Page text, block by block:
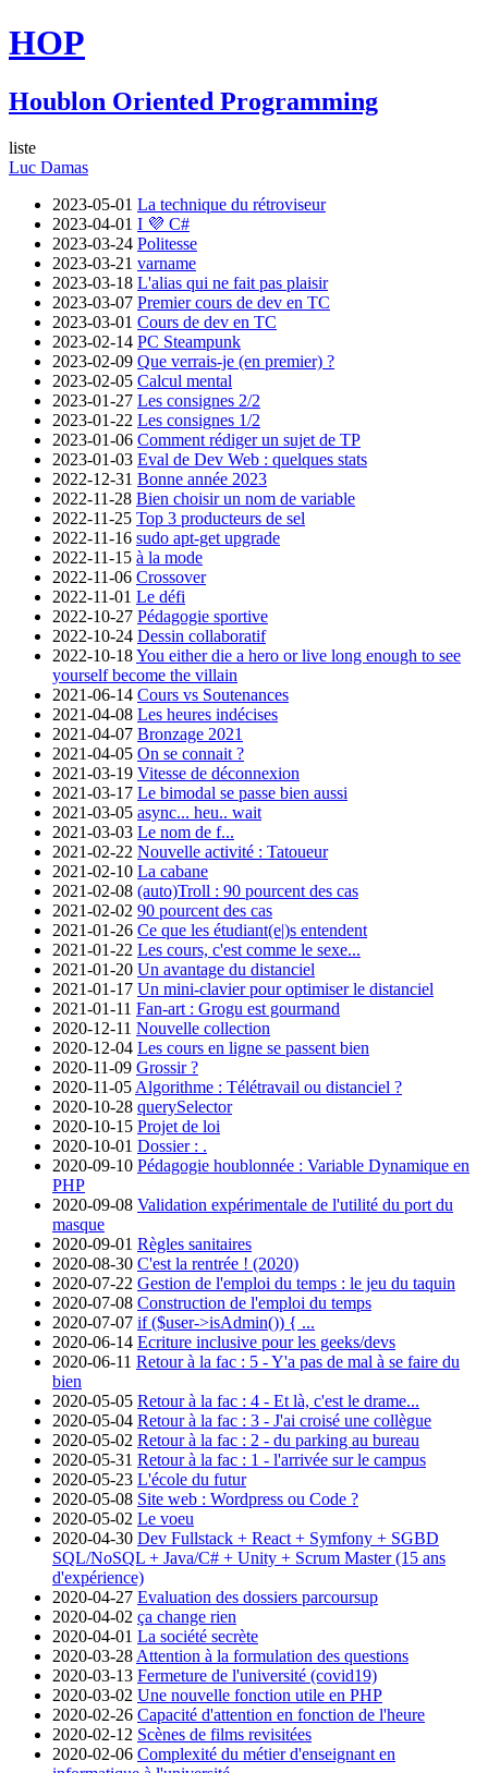
HOP
Houblon Oriented Programming
liste
Luc Damas
2023-05-01 La technique du rétroviseur
2023-04-01 I 💜 C#
2023-03-24 Politesse
2023-03-21 varname
2023-03-18 L'alias qui ne fait pas plaisir
2023-03-07 Premier cours de dev en TC
2023-03-01 Cours de dev en TC
2023-02-14 PC Steampunk
2023-02-09 Que verrais-je (en premier) ?
2023-02-05 Calcul mental
2023-01-27 Les consignes 2/2
2023-01-22 Les consignes 1/2
2023-01-06 Comment rédiger un sujet de TP
2023-01-03 Eval de Dev Web : quelques stats
2022-12-31 Bonne année 2023
2022-11-28 Bien choisir un nom de variable
2022-11-25 Top 3 producteurs de sel
2022-11-16 sudo apt-get upgrade
2022-11-15 à la mode
2022-11-06 Crossover
2022-11-01 Le défi
2022-10-27 Pédagogie sportive
2022-10-24 Dessin collaboratif
2022-10-18You either die a hero or live long enough to see
yourself become the villain
2021-06-14 Cours vs Soutenances
2021-04-08 Les heures indécises
2021-04-07 Bronzage 2021
2021-04-05 On se connait ?
2021-03-19 Vitesse de déconnexion
2021-03-17 Le bimodal se passe bien aussi
2021-03-05 async... heu.. wait
2021-03-03 Le nom de f...
2021-02-22 Nouvelle activité : Tatoueur
2021-02-10 La cabane
2021-02-08 (auto)Troll : 90 pourcent des cas
2021-02-02 90 pourcent des cas
2021-01-26 Ce que les étudiant(e|)s entendent
2021-01-22 Les cours, c'est comme le sexe...
2021-01-20 Un avantage du distanciel
2021-01-17 Un mini-clavier pour optimiser le distanciel
2021-01-11 Fan-art : Grogu est gourmand
2020-12-11 Nouvelle collection
2020-12-04 Les cours en ligne se passent bien
2020-11-09 Grossir ?
2020-11-05 Algorithme : Télétravail ou distanciel ?
2020-10-28 querySelector
2020-10-15 Projet de loi
2020-10-01 Dossier : .
2020-09-10 Pédagogie houblonnée : Variable Dynamique en
PHP
2020-09-08 Validation expérimentale de l'utilité du port du
masque
2020-09-01 Règles sanitaires
2020-08-30 C'est la rentrée ! (2020)
2020-07-22 Gestion de l'emploi du temps : le jeu du taquin
2020-07-08 Construction de l'emploi du temps
2020-07-07 if ($user->isAdmin()) { ...
2020-06-14 Ecriture inclusive pour les geeks/devs
2020-06-11 Retour à la fac : 5 - Y'a pas de mal à se faire du
bien
2020-05-05 Retour à la fac : 4 - Et là, c'est le drame...
2020-05-04 Retour à la fac : 3 - J'ai croisé une collègue
2020-05-02 Retour à la fac : 2 - du parking au bureau
2020-05-31 Retour à la fac : 1 - l'arrivée sur le campus
2020-05-23 L'école du futur
2020-05-08 Site web : Wordpress ou Code ?
2020-05-02 Le voeu
2020-04-30 Dev Fullstack + React + Symfony + SGBD
SQL/NoSQL + Java/C# + Unity + Scrum Master (15 ans
d'expérience)
2020-04-27 Evaluation des dossiers parcoursup
2020-04-02 ça change rien
2020-04-01 La société secrète
2020-03-28 Attention à la formulation des questions
2020-03-13 Fermeture de l'université (covid19)
2020-03-02 Une nouvelle fonction utile en PHP
2020-02-26 Capacité d'attention en fonction de l'heure
2020-02-12 Scènes de films revisitées
2020-02-06 Complexité du métier d'enseignant en